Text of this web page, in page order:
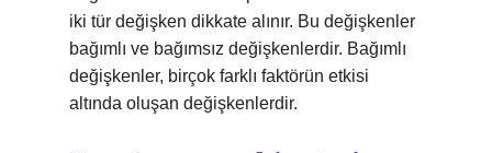
iki tür değişken dikkate alınır. Bu değişkenler
bağımlı ve bağımsız değişkenlerdir. Bağımlı
değişkenler, birçok farklı faktörün etkisi
altında oluşan değişkenlerdir.